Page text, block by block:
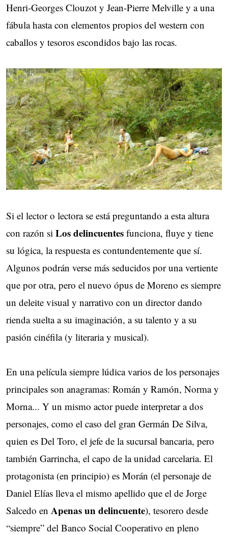
Henri-Georges Clouzot y Jean-Pierre Melville y a una
fábula hasta con elementos propios del western con
caballos y tesoros escondidos bajo las rocas.
Si el lector o lectora se está preguntando a esta altura
con razón si Los delincuentes funciona, fluye y tiene
su lógica, la respuesta es contundentemente que sí.
Algunos podrán verse más seducidos por una vertiente
que por otra, pero el nuevo ópus de Moreno es siempre
un deleite visual y narrativo con un director dando
rienda suelta a su imaginación, a su talento y a su
pasión cinéfila (y literaria y musical).
En una película siempre lúdica varios de los personajes
principales son anagramas: Román y Ramón, Norma y
Morna... Y un mismo actor puede interpretar a dos
personajes, como el caso del gran Germán De Silva,
quien es Del Toro, el jefe de la sucursal bancaria, pero
también Garrincha, el capo de la unidad carcelaria. El
protagonista (en principio) es Morán (el personaje de
Daniel Elías lleva el mismo apellido que el de Jorge
Salcedo en Apenas un delincuente), tesorero desde
“siempre” del Banco Social Cooperativo en pleno